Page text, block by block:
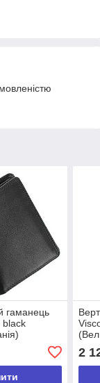
гаманець
black
2